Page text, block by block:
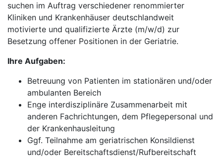
suchen im Auftrag verschiedener renommierter
Kliniken und Krankenhäuser deutschlandweit
motivierte und qualifizierte Ärzte (m/w/d) zur
Besetzung offener Positionen in der Geriatrie.
Ihre Aufgaben:
Betreuung von Patienten im stationären und/oder
ambulanten Bereich
Enge interdisziplinäre Zusammenarbeit mit
anderen Fachrichtungen, dem Pflegepersonal und
der Krankenhausleitung
Ggf. Teilnahme am geriatrischen Konsildienst
und/oder Bereitschaftsdienst/Rufbereitschaft